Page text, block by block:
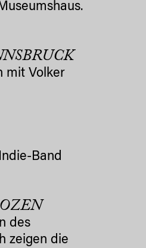
mit Volker
Band
des
zeigen die